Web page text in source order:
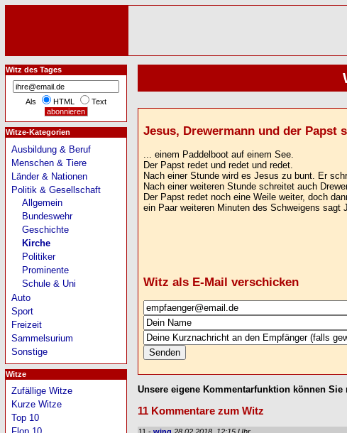
Jesus, Drewermann und der Papst
... einem Paddelboot auf einem See.
Der Papst redet und redet und redet.
Nach einer Stunde wird es Jesus zu bunt. Er
Nach einer weiteren Stunde schreitet auch
Der Papst redet noch eine Weile weiter, doch
ein Paar weiteren Minuten des Schweigens
Witz als E-Mail verschicken
Unsere eigene Kommentarfunktion können
11 Kommentare zum Witz
Witz des Tages
Als HTML Text
Witze-Kategorien
Ausbildung & Beruf
Menschen & Tiere
Länder & Nationen
Politik & Gesellschaft
Allgemein
Bundeswehr
Geschichte
Kirche
Politiker
Prominente
Schule & Uni
Auto
Sport
Freizeit
Sammelsurium
Sonstige
Witze
Zufällige Witze
Kurze Witze
Top 10